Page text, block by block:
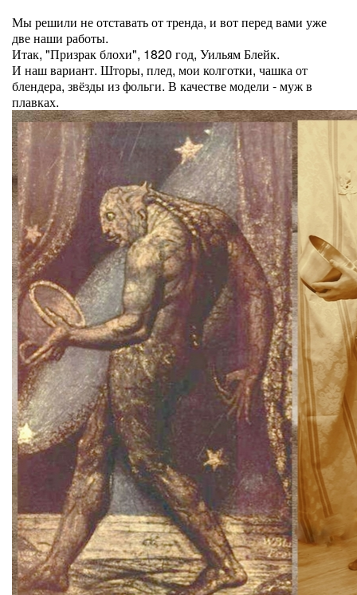
Мы решили не отставать от тренда, и вот перед вами уже
две наши работы.
Итак, "Призрак блохи", 1820 год, Уильям Блейк.
И наш вариант. Шторы, плед, мои колготки, чашка от
блендера, звёзды из фольги. В качестве модели - муж в
плавках.